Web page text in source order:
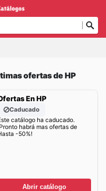
ofertas de HP
En HP
Caducado
catálogo ha caducado.
habrá mas ofertas de
-50%!
Abrir catálogo